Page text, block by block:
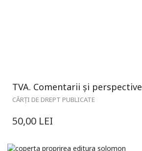
TVA. Comentarii și perspective
CĂRȚI DE DREPT PUBLICATE
50,00 LEI